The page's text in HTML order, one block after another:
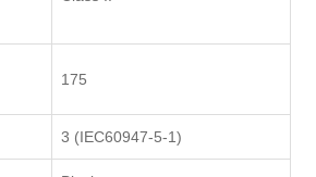
175
3 (IEC60947-5-1)